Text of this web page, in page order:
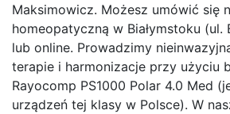
Maksimowicz. Możesz umówić się
homeopatyczną w Białymstoku (ul.
lub online. Prowadzimy
terapie i harmonizacje przy użyciu
Rayocomp PS1000 Polar 4.0 Med
urządzeń tej klasy w Polsce). W